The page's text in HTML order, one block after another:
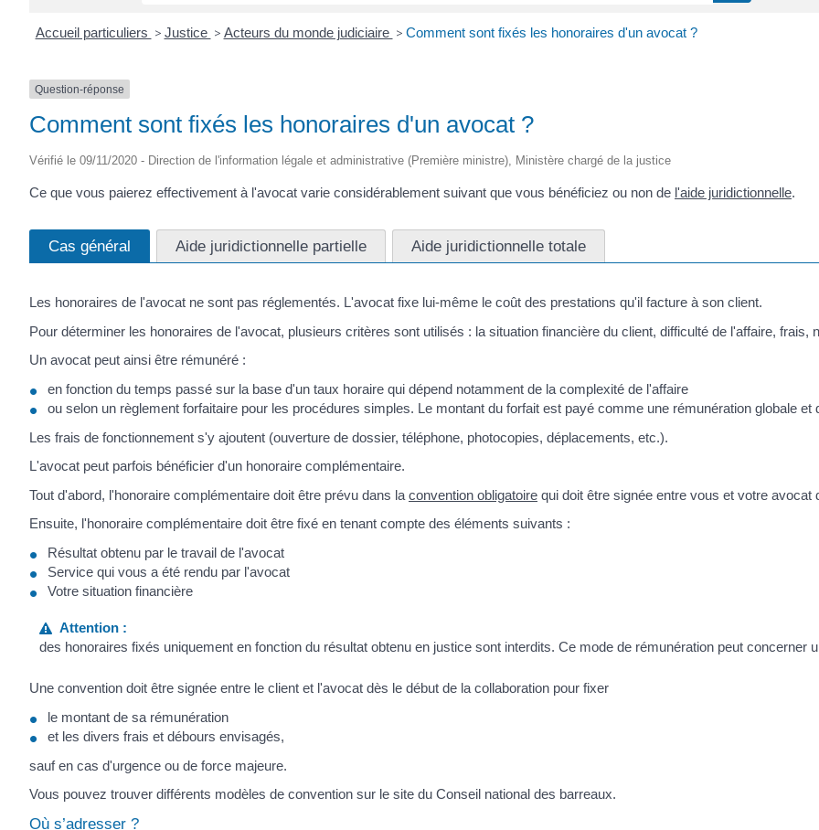
Accueil particuliers > Justice > Acteurs du monde judiciaire > Comment sont fixés les honoraires d'un avocat ?
Question-réponse
Comment sont fixés les honoraires d'un avocat ?
Vérifié le 09/11/2020 - Direction de l'information légale et administrative (Première ministre), Ministère chargé de la justice
Ce que vous paierez effectivement à l'avocat varie considérablement suivant que vous bénéficiez ou non de l'aide juridictionnelle.
Cas général Aide juridictionnelle partielle Aide juridictionnelle totale
Les honoraires de l'avocat ne sont pas réglementés. L'avocat fixe lui-même le coût des prestations qu'il facture à son client.
Pour déterminer les honoraires de l'avocat, plusieurs critères sont utilisés : la situation financière du client, difficulté de l'affaire,
Un avocat peut ainsi être rémunéré :
en fonction du temps passé sur la base d'un taux horaire qui dépend notamment de la complexité de l'affaire
ou selon un règlement forfaitaire pour les procédures simples. Le montant du forfait est payé comme une rémunération globale et
Les frais de fonctionnement s'y ajoutent (ouverture de dossier, téléphone, photocopies, déplacements, etc.).
L'avocat peut parfois bénéficier d'un honoraire complémentaire.
Tout d'abord, l'honoraire complémentaire doit être prévu dans la convention obligatoire qui doit être signée entre vous et votre avocat
Ensuite, l'honoraire complémentaire doit être fixé en tenant compte des éléments suivants :
Résultat obtenu par le travail de l'avocat
Service qui vous a été rendu par l'avocat
Votre situation financière
Attention :
des honoraires fixés uniquement en fonction du résultat obtenu en justice sont interdits. Ce mode de rémunération peut concerner
Une convention doit être signée entre le client et l'avocat dès le début de la collaboration pour fixer
le montant de sa rémunération
et les divers frais et débours envisagés,
sauf en cas d'urgence ou de force majeure.
Vous pouvez trouver différents modèles de convention sur le site du Conseil national des barreaux.
Où s’adresser ?